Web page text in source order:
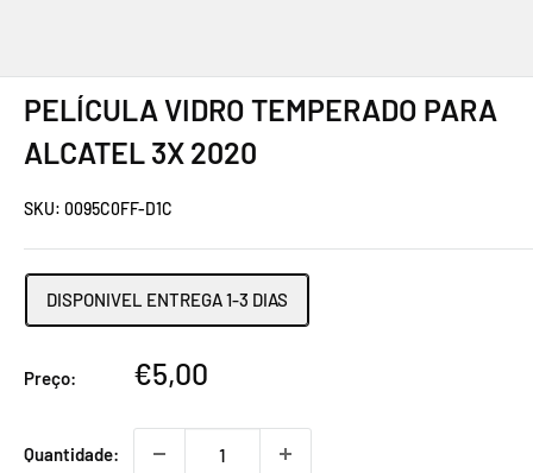
PELÍCULA VIDRO TEMPERADO PARA
ALCATEL 3X 2020
SKU: 0095C0FF-D1C
DISPONIVEL ENTREGA 1-3 DIAS
Preço:
Preço
€5,00
Quantidade: